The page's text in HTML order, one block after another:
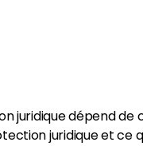
juridique dépend
juridique et ce